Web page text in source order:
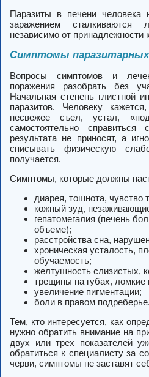
Паразиты в печени
заражением сталкиваются
независимо от принадлежности
Симптомы паразитарных
Вопросы симптомов и
поражения разобрать без
Начальная степень глистной
паразитов. Человеку
несвежее съел, устал,
самостоятельно
результата не приносят, а
списывать физическую
получается.
Симптомы, которые должны
диарея, тошнота, чувство
кожный зуд,
гепатомегалия (печень
объеме);
расстройства сна,
хроническая усталость,
обучаемость;
желтушность слизистых,
трещины на губах, ломкие
увеличение пигментации;
боли в правом подреберье.
Тем, кто интересуется, как
нужно обратить внимание на
двух или трех показателей
обратиться к специалисту за
черви, симптомы не заставят